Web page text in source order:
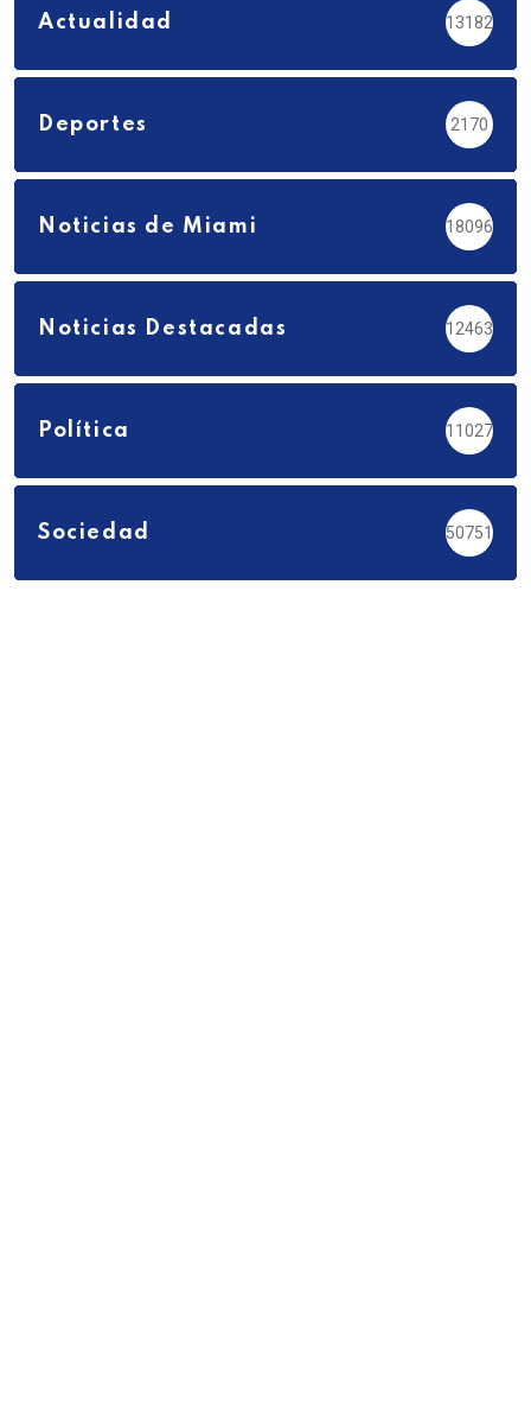
Actualidad 13182
Deportes 2170
Noticias de Miami 18096
Noticias Destacadas 12463
Política 11027
Sociedad 50751